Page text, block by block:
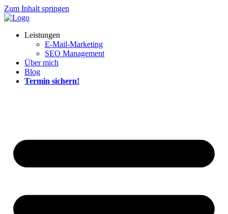
Zum Inhalt springen
Leistungen
E-Mail-Marketing
SEO Management
Über mich
Blog
Termin sichern!